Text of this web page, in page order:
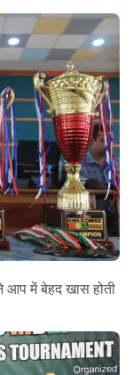
आप में बेहद खास होती